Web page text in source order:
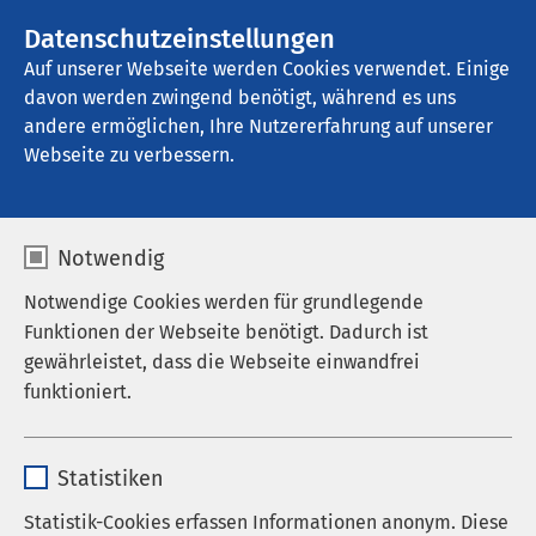
Datenschutzeinstellungen
Auf unserer Webseite werden Cookies verwendet. Einige
davon werden zwingend benötigt, während es uns
andere ermöglichen, Ihre Nutzererfahrung auf unserer
Webseite zu verbessern.
Notwendig
Notwendige Cookies werden für grundlegende
Funktionen der Webseite benötigt. Dadurch ist
gewährleistet, dass die Webseite einwandfrei
funktioniert.
Anbieter sgalinski
Statistiken
Statistik-Cookies erfassen Informationen anonym. Diese
AMEOS Klinikum St. Clemens Oberhausen
Terminambulanz
Im Erdgeschoss des Haupthauses am Ende des
Sekretariatsflures finden Sie unsere
Behandlungsräume. Die Terminambulanz ist der
zentrale Anlaufpunkt für Patientinnen und
Fachsprechstunden unseres Hauses haben.